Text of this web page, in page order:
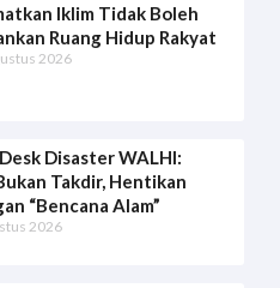
Iklim Tidak Boleh
Ruang Hidup Rakyat
2026
Disaster WALHI:
Takdir, Hentikan
“Bencana Alam”
2026